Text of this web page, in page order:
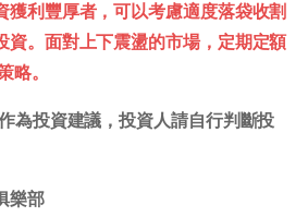
獲利豐厚者，可以考慮適度落袋收割
資。面對上下震盪的市場，定期定額
略。
為投資建議，投資人請自行判斷投
樂部